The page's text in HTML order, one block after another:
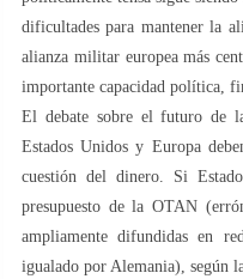
dificultades para mantener la
alianza militar europea más
importante capacidad política,
El debate sobre el futuro de
Estados Unidos y Europa
cuestión del dinero. Si
presupuesto de la OTAN
ampliamente difundidas en
igualado por Alemania), según